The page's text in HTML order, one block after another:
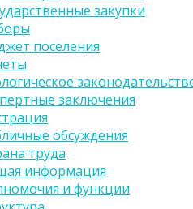
закупки
поселения
заключения
обсуждения
труда
информация
и функции